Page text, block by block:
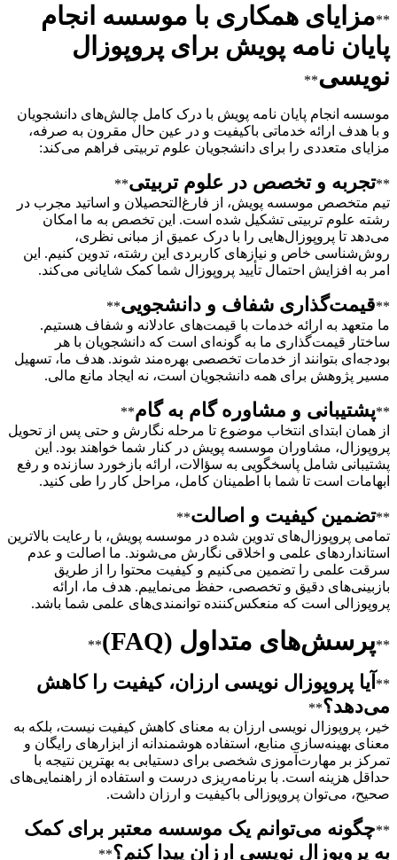
**مزایای همکاری با موسسه انجام
پایان نامه پویش برای پروپوزال
نویسی**
موسسه انجام پایان نامه پویش با درک کامل چالش‌های دانشجویان
و با هدف ارائه خدماتی باکیفیت و در عین حال مقرون به صرفه،
مزایای متعددی را برای دانشجویان علوم تربیتی فراهم می‌کند:
**تجربه و تخصص در علوم تربیتی**
تیم متخصص موسسه پویش، از فارغ‌التحصیلان و اساتید مجرب در
رشته علوم تربیتی تشکیل شده است. این تخصص به ما امکان
می‌دهد تا پروپوزال‌هایی را با درک عمیق از مبانی نظری،
روش‌شناسی خاص و نیازهای کاربردی این رشته، تدوین کنیم. این
امر به افزایش احتمال تأیید پروپوزال شما کمک شایانی می‌کند.
**قیمت‌گذاری شفاف و دانشجویی**
ما متعهد به ارائه خدمات با قیمت‌های عادلانه و شفاف هستیم.
ساختار قیمت‌گذاری ما به گونه‌ای است که دانشجویان با هر
بودجه‌ای بتوانند از خدمات تخصصی بهره‌مند شوند. هدف ما، تسهیل
مسیر پژوهش برای همه دانشجویان است، نه ایجاد مانع مالی.
**پشتیبانی و مشاوره گام به گام**
از همان ابتدای انتخاب موضوع تا مرحله نگارش و حتی پس از تحویل
پروپوزال، مشاوران موسسه پویش در کنار شما خواهند بود. این
پشتیبانی شامل پاسخگویی به سؤالات، ارائه بازخورد سازنده و رفع
ابهامات است تا شما با اطمینان کامل، مراحل کار را طی کنید.
**تضمین کیفیت و اصالت**
تمامی پروپوزال‌های تدوین شده در موسسه پویش، با رعایت بالاترین
استانداردهای علمی و اخلاقی نگارش می‌شوند. ما اصالت و عدم
سرقت علمی را تضمین می‌کنیم و کیفیت محتوا را از طریق
بازبینی‌های دقیق و تخصصی، حفظ می‌نماییم. هدف ما، ارائه
پروپوزالی است که منعکس‌کننده توانمندی‌های علمی شما باشد.
**پرسش‌های متداول (FAQ) **
** آیا پروپوزال نویسی ارزان، کیفیت را کاهش
می‌دهد؟**
خیر، پروپوزال نویسی ارزان به معنای کاهش کیفیت نیست، بلکه به
معنای بهینه‌سازی منابع، استفاده هوشمندانه از ابزارهای رایگان و
تمرکز بر مهارت‌آموزی شخصی برای دستیابی به بهترین نتیجه با
حداقل هزینه است. با برنامه‌ریزی درست و استفاده از راهنمایی‌های
صحیح، می‌توان پروپوزالی باکیفیت و ارزان داشت.
**چگونه می‌توانم یک موسسه معتبر برای کمک
به پروپوزال نویسی ارزان پیدا کنم؟**